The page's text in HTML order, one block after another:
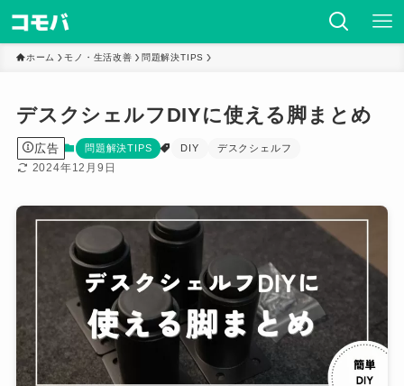
ホーム モノ・生活改善 問題解決TIPS
デスクシェルフDIYに使える脚まとめ
広告 問題解決TIPS DIY デスクシェルフ
2024年12月9日